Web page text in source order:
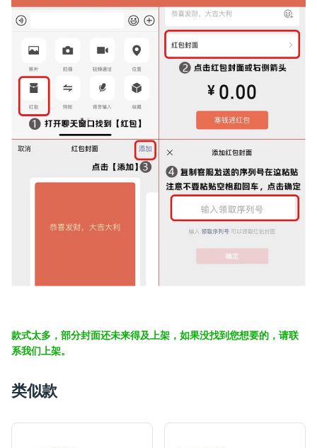
款式太多，部分封面还未来得及上架，如果没找到您想要的，请联
系我们上架。
类似款